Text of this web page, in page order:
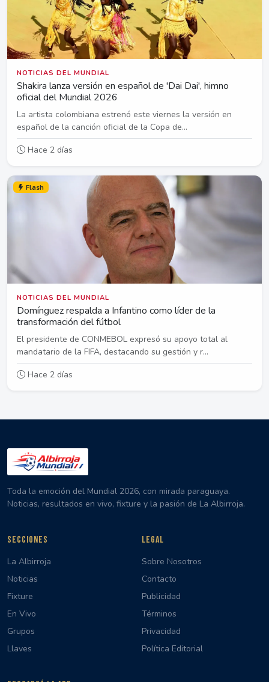
NOTICIAS DEL MUNDIAL
Shakira lanza versión en español de 'Dai Dai', himno
oficial del Mundial 2026
La artista colombiana estrenó este viernes la versión en
español de la canción oficial de la Copa de...
Hace 2 días
Flash
NOTICIAS DEL MUNDIAL
Domínguez respalda a Infantino como líder de la
transformación del fútbol
El presidente de CONMEBOL expresó su apoyo total al
mandatario de la FIFA, destacando su gestión y r...
Hace 2 días
Toda la emoción del Mundial 2026, con mirada paraguaya.
Noticias, resultados en vivo, fixture y la pasión de La Albirroja.
SECCIONES
La Albirroja
Noticias
Fixture
En Vivo
Grupos
Llaves
LEGAL
Sobre Nosotros
Contacto
Publicidad
Términos
Privacidad
Política Editorial